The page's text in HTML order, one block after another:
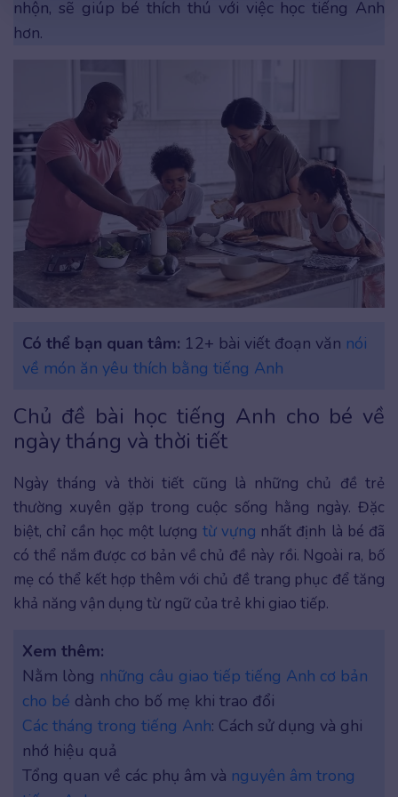
nhộn, sẽ giúp bé thích thú với việc học tiếng Anh
hơn.
Có thể bạn quan tâm: 12+ bài viết đoạn văn nói
về món ăn yêu thích bằng tiếng Anh
Chủ đề bài học tiếng Anh cho bé về
ngày tháng và thời tiết
Ngày tháng và thời tiết cũng là những chủ đề trẻ
thường xuyên gặp trong cuộc sống hằng ngày. Đặc
biệt, chỉ cần học một lượng từ vựng nhất định là bé đã
có thể nắm được cơ bản về chủ đề này rồi. Ngoài ra, bố
mẹ có thể kết hợp thêm với chủ đề trang phục để tăng
khả năng vận dụng từ ngữ của trẻ khi giao tiếp.
Xem thêm:
Nằm lòng những câu giao tiếp tiếng Anh cơ bản
cho bé dành cho bố mẹ khi trao đổi
Các tháng trong tiếng Anh: Cách sử dụng và ghi
nhớ hiệu quả
Tổng quan về các phụ âm và nguyên âm trong